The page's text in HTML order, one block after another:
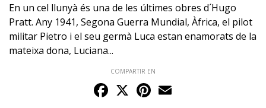
En un cel llunyà és una de les últimes obres d´Hugo
Pratt. Any 1941, Segona Guerra Mundial, Àfrica, el pilot
militar Pietro i el seu germà Luca estan enamorats de la
mateixa dona, Luciana...
COMPARTIR EN
Facebook
X Pinterest